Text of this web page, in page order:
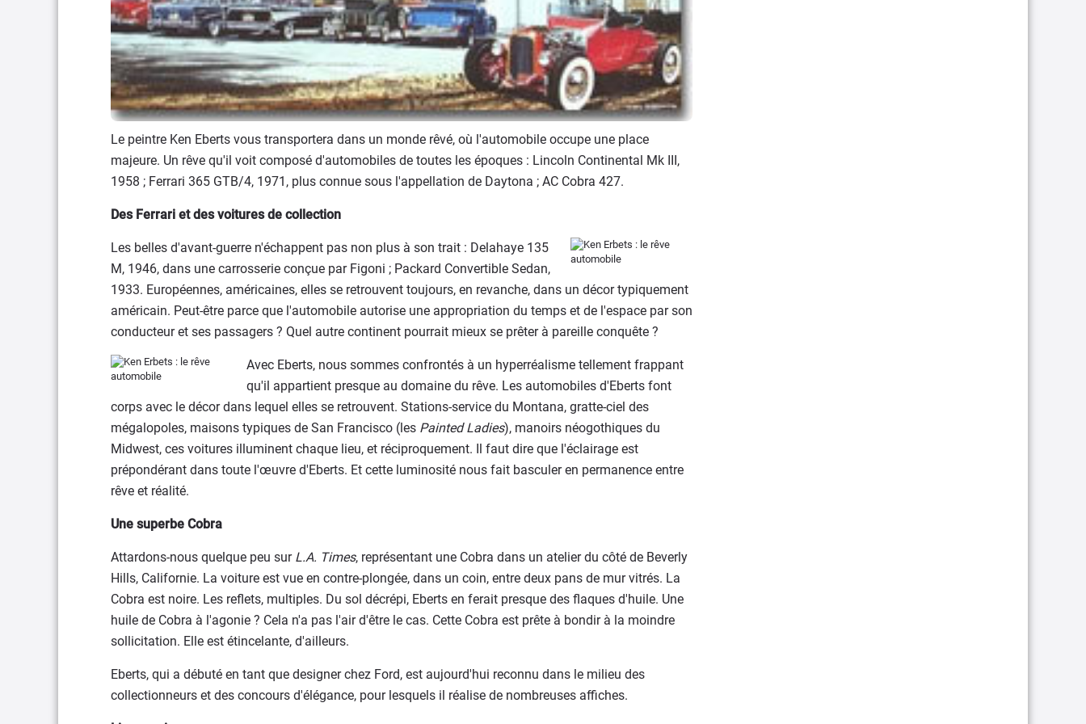
Le peintre Ken Eberts vous transportera dans un monde rêvé, où l'automobile occupe une place
majeure. Un rêve qu'il voit composé d'automobiles de toutes les époques : Lincoln Continental Mk III,
1958 ; Ferrari 365 GTB/4, 1971, plus connue sous l'appellation de Daytona ; AC Cobra 427.
Des Ferrari et des voitures de collection
Les belles d'avant-guerre n'échappent pas non plus à son trait : Delahaye 135
M, 1946, dans une carrosserie conçue par Figoni ; Packard Convertible Sedan,
1933. Européennes, américaines, elles se retrouvent toujours, en revanche, dans un décor typiquement
américain. Peut-être parce que l'automobile autorise une appropriation du temps et de l'espace par son
conducteur et ses passagers ? Quel autre continent pourrait mieux se prêter à pareille conquête ?
Avec Eberts, nous sommes confrontés à un hyperréalisme tellement frappant
qu'il appartient presque au domaine du rêve. Les automobiles d'Eberts font
corps avec le décor dans lequel elles se retrouvent. Stations-service du Montana, gratte-ciel des
mégalopoles, maisons typiques de San Francisco (les Painted Ladies), manoirs néogothiques du
Midwest, ces voitures illuminent chaque lieu, et réciproquement. Il faut dire que l'éclairage est
prépondérant dans toute l'œuvre d'Eberts. Et cette luminosité nous fait basculer en permanence entre
rêve et réalité.
Une superbe Cobra
Attardons-nous quelque peu sur L.A. Times, représentant une Cobra dans un atelier du côté de Beverly
Hills, Californie. La voiture est vue en contre-plongée, dans un coin, entre deux pans de mur vitrés. La
Cobra est noire. Les reflets, multiples. Du sol décrépi, Eberts en ferait presque des flaques d'huile. Une
huile de Cobra à l'agonie ? Cela n'a pas l'air d'être le cas. Cette Cobra est prête à bondir à la moindre
sollicitation. Elle est étincelante, d'ailleurs.
Eberts, qui a débuté en tant que designer chez Ford, est aujourd'hui reconnu dans le milieu des
collectionneurs et des concours d'élégance, pour lesquels il réalise de nombreuses affiches.